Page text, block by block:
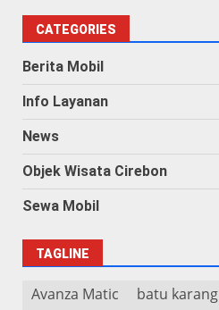
CATEGORIES
Berita Mobil
Info Layanan
News
Objek Wisata Cirebon
Sewa Mobil
TAGLINE
Avanza Matic batu karang